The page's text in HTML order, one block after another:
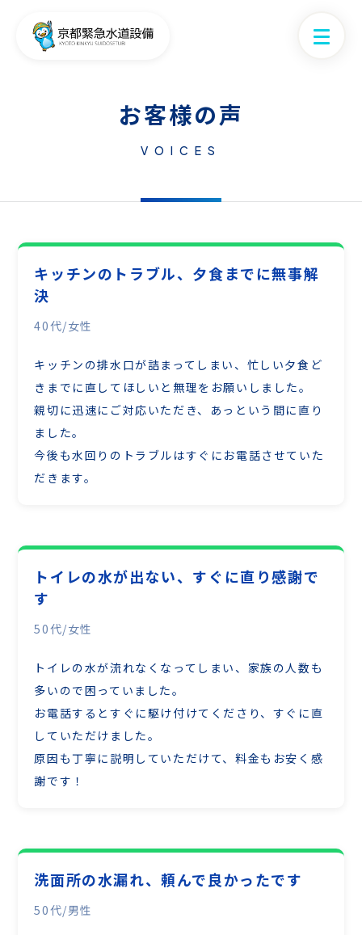
お客様の声
VOICES
キッチンのトラブル、夕食までに無事解
決
40代/女性
キッチンの排水口が詰まってしまい、忙しい夕食ど
きまでに直してほしいと無理をお願いしました。
親切に迅速にご対応いただき、あっという間に直り
ました。
今後も水回りのトラブルはすぐにお電話させていた
だきます。
トイレの水が出ない、すぐに直り感謝で
す
50代/女性
トイレの水が流れなくなってしまい、家族の人数も
多いので困っていました。
お電話するとすぐに駆け付けてくださり、すぐに直
していただけました。
原因も丁寧に説明していただけて、料金もお安く感
謝です！
洗面所の水漏れ、頼んで良かったです
50代/男性